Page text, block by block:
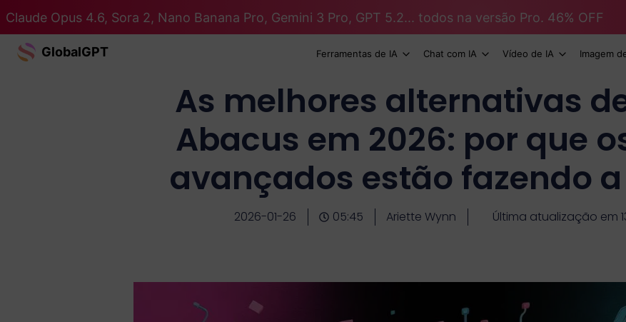
Claude Opus 4.6, Sora 2, Nano Banana Pro, Gemini 3 Pro, GPT 5.2... todos na versão Pro. 46% OFF
GlobalGPT Ferramentas de IA Chat com IA Vídeo de IA Imagem
As melhores alternativas
Abacus em 2026: por que
avançados estão fazendo
2026-01-26 05:45 Ariette Wynn Última atualização em